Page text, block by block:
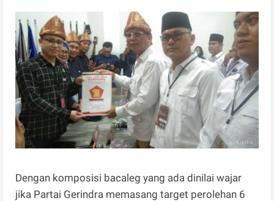
Dengan komposisi bacaleg yang ada dinilai wajar
jika Partai Gerindra memasang target perolehan 6